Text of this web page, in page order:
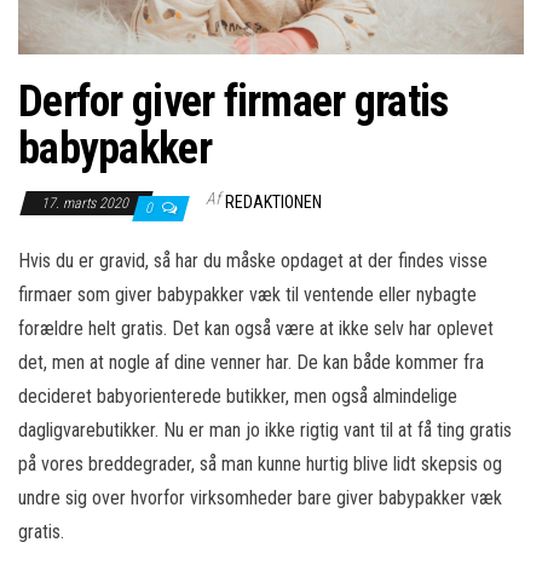
Derfor giver firmaer gratis
babypakker
17. marts 2020 0 Af REDAKTIONEN
Hvis du er gravid, så har du måske opdaget at der findes visse
firmaer som giver babypakker væk til ventende eller nybagte
forældre helt gratis. Det kan også være at ikke selv har oplevet
det, men at nogle af dine venner har. De kan både kommer fra
decideret babyorienterede butikker, men også almindelige
dagligvarebutikker. Nu er man jo ikke rigtig vant til at få ting gratis
på vores breddegrader, så man kunne hurtig blive lidt skepsis og
undre sig over hvorfor virksomheder bare giver babypakker væk
gratis.